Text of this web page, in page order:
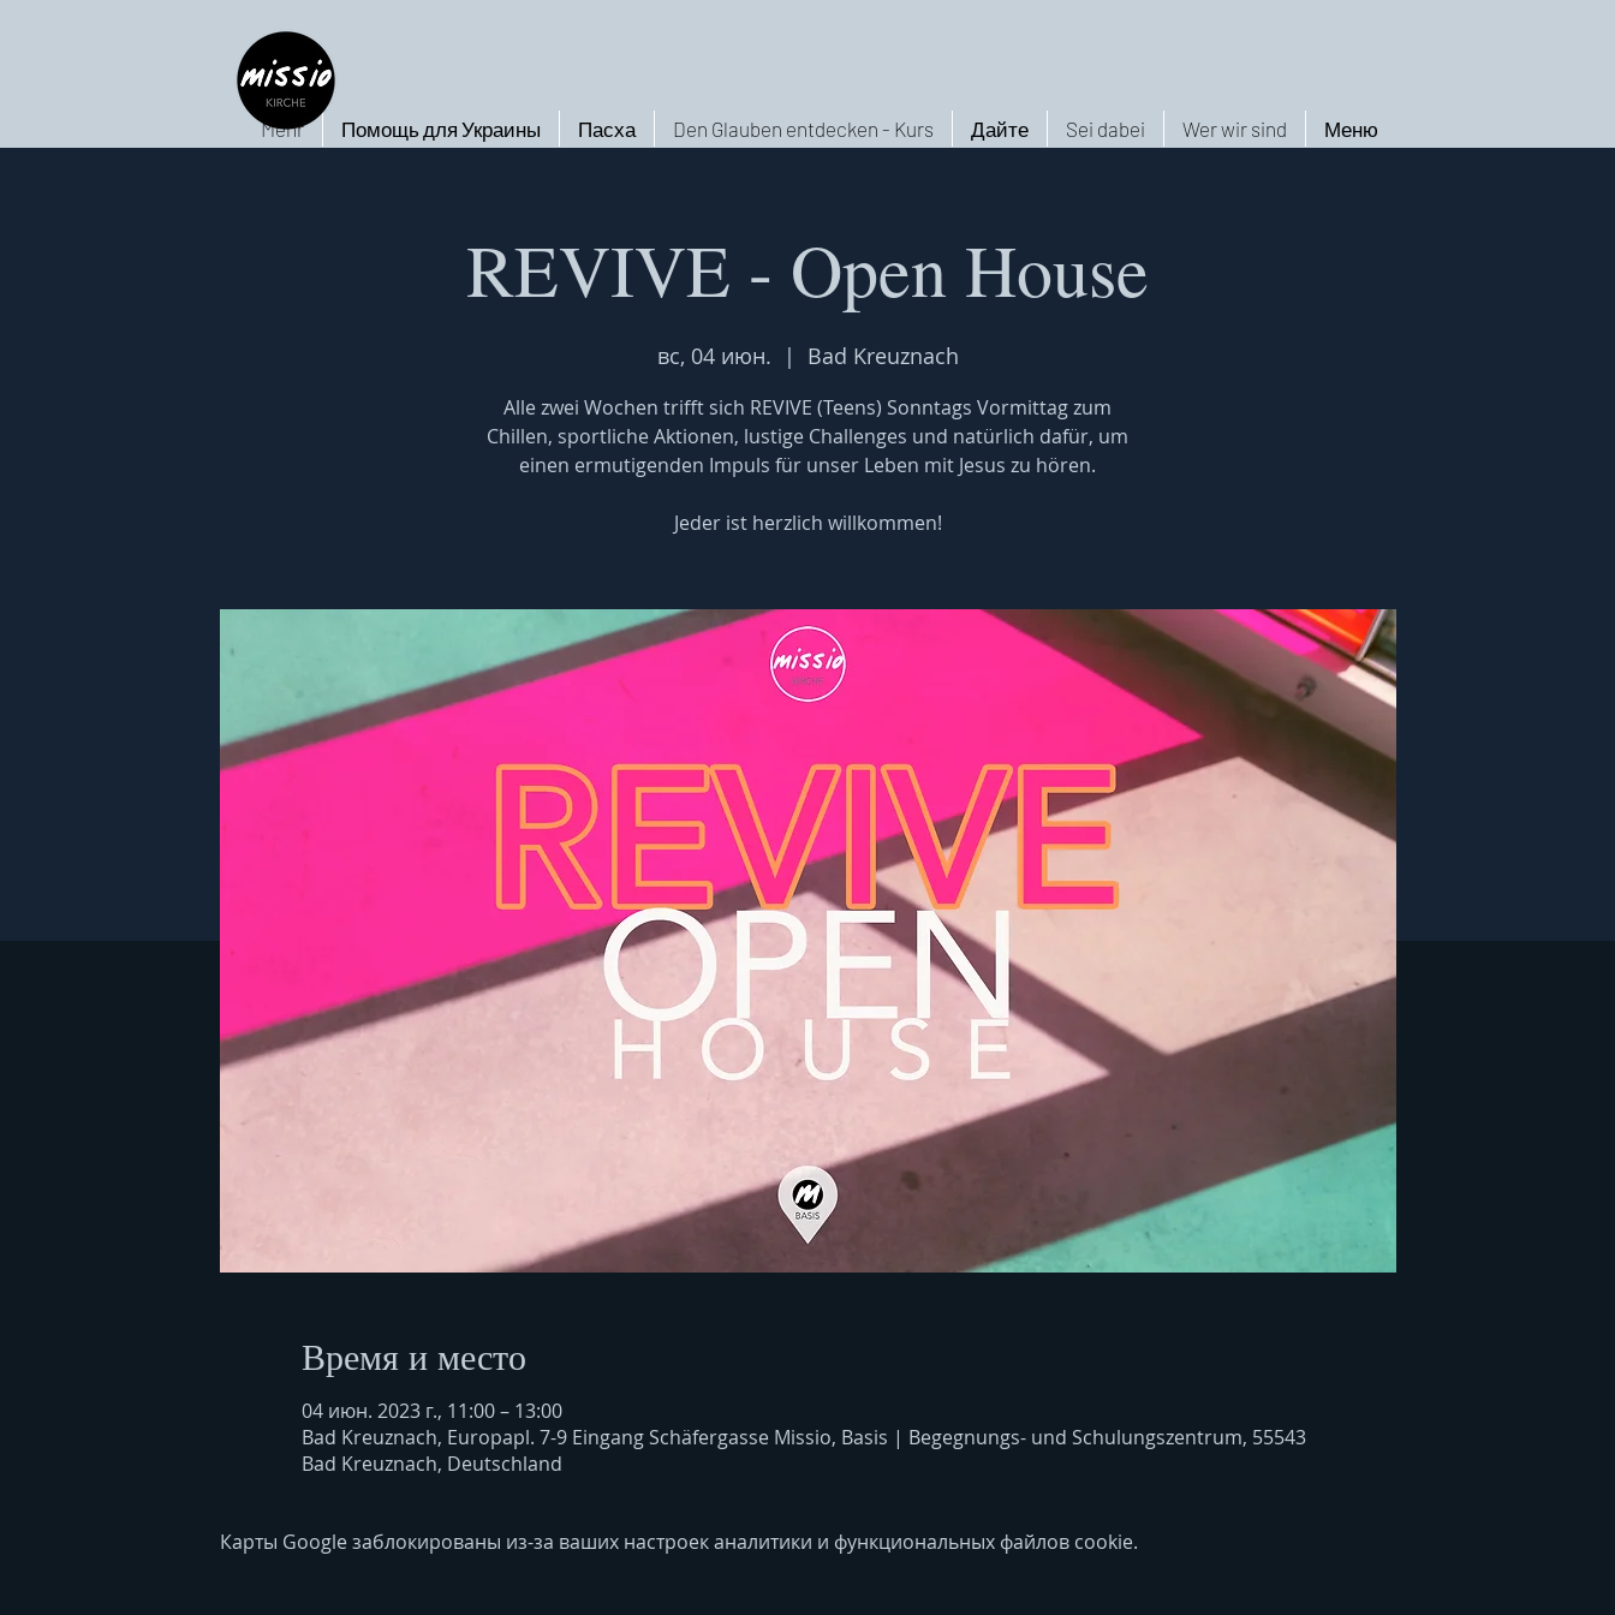
Меню
Wer wir sind
Sei dabei
Дайте
Den Glauben entdecken - Kurs
Пасха
Помощь для Украины
Mehr
REVIVE - Open House
вс, 04 июн.
  |
Bad Kreuznach
Alle zwei Wochen trifft sich REVIVE (Teens) Sonntags Vormittag zum
Chillen, sportliche Aktionen, lustige Challenges und natürlich dafür, um
einen ermutigenden Impuls für unser Leben mit Jesus zu hören.
Jeder ist herzlich willkommen!
Время и место
04 июн. 2023 г., 11:00 – 13:00
Bad Kreuznach, Europapl. 7-9 Eingang Schäfergasse Missio, Basis | Begegnungs- und Schulungszentrum, 55543
Bad Kreuznach, Deutschland
Карты Google заблокированы из-за ваших настроек аналитики и функциональных файлов cookie.